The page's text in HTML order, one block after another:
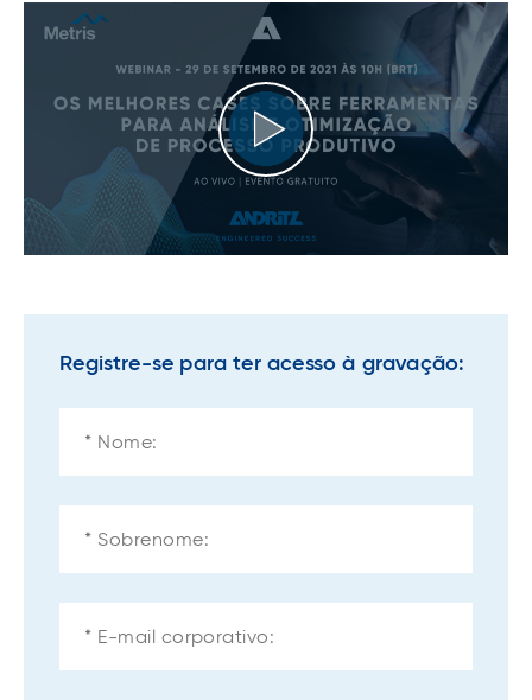
Registre-se para ter acesso à gravação: